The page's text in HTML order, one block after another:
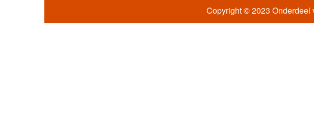
Copyright © 2023 Onderdeel